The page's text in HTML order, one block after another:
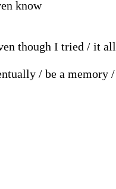
know
though I tried / it all
/ be a memory